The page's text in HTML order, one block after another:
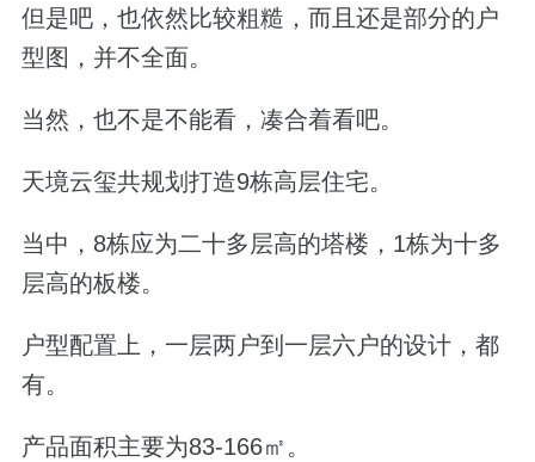
但是吧，也依然比较粗糙，而且还是部分的户
型图，并不全面。
当然，也不是不能看，凑合着看吧。
天境云玺共规划打造9栋高层住宅。
当中， 8栋应为二十多层高的塔楼， 1栋为十多
层高的板楼。
户型配置上，一层两户到一层六户的设计，都
有。
产品面积主要为83-166㎡。